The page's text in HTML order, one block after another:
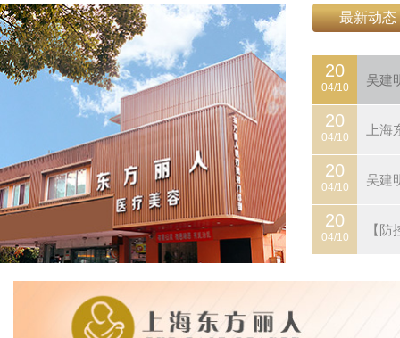
最新动态
20
04/10 吴建
20
04/10 上
20
04/10 吴建
20
04/10 【